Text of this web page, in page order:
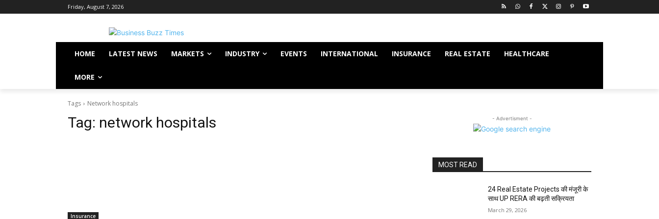
Friday, August 7, 2026
HOME LATEST NEWS MARKETS INDUSTRY EVENTS INTERNATIONAL INSURANCE REAL ESTATE HEALTHCARE
MORE
Tags Network hospitals
Tag: network hospitals
Insurance
- Advertisment -
MOST READ
24 Real Estate Projects की मंजूरी के
साथ UP RERA की बढ़ती सक्रियता
March 29, 2026